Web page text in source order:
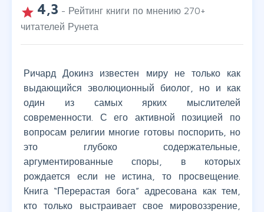
grade 4,3 - Рейтинг книги по мнению 270+
читателей Рунета
Ричард Докинз известен миру не только как
выдающийся эволюционный биолог, но и как
один из самых ярких мыслителей
современности. С его активной позицией по
вопросам религии многие готовы поспорить, но
это глубоко содержательные,
аргументированные споры, в которых
рождается если не истина, то просвещение.
Книга “Перерастая бога” адресована как тем,
кто только выстраивает свое мировоззрение,